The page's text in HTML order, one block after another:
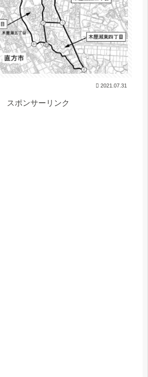
2021.07.31
スポンサーリンク